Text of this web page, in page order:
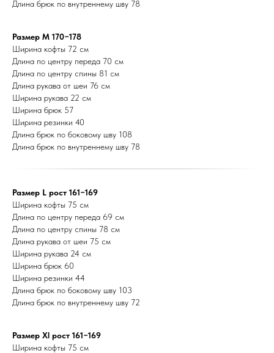
Длина брюк по внутреннему шву 78
Размер M 170−178
Ширина кофты 72 см
Длина по центру переда 70 см
Длина по центру спины 81 см
Длина рукава от шеи 76 см
Ширина рукава 22 см
Ширина брюк 57
Ширина резинки 40
Длина брюк по боковому шву 108
Длина брюк по внутреннему шву 78
Размер L рост 161−169
Ширина кофты 75 см
Длина по центру переда 69 см
Длина по центру спины 78 см
Длина рукава от шеи 75 см
Ширина рукава 24 см
Ширина брюк 60
Ширина резинки 44
Длина брюк по боковому шву 103
Длина брюк по внутреннему шву 72
Размер Xl рост 161−169
Ширина кофты 75 см